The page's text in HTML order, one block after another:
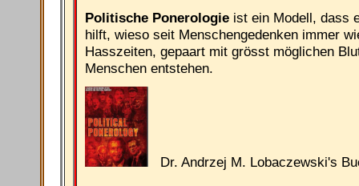
Politische Ponerologie ist ein Modell, dass
hilft, wieso seit Menschengedenken immer
Hasszeiten, gepaart mit grösst möglichen
Menschen entstehen.
Dr. Andrzej M. Lobaczewski's